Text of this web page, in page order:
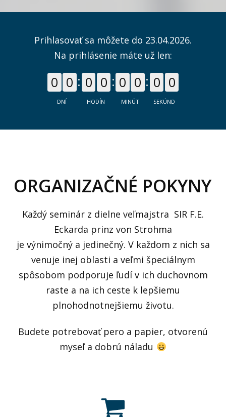
Prihlasovať sa môžete do 23.04.2026.
Na prihlásenie máte už len:
0 0
DNÍ
0 0
HODÍN
0 0
MINÚT
0 0
SEKÚND
ORGANIZAČNÉ POKYNY
Každý seminár z dielne veľmajstra SIR F.E.
Eckarda prinz von Strohma
je výnimočný a jedinečný. V každom z nich sa
venuje inej oblasti a veľmi špeciálnym
spôsobom podporuje ľudí v ich duchovnom
raste a na ich ceste k lepšiemu
plnohodnotnejšiemu životu.
Budete potrebovať pero a papier, otvorenú
myseľ a dobrú náladu